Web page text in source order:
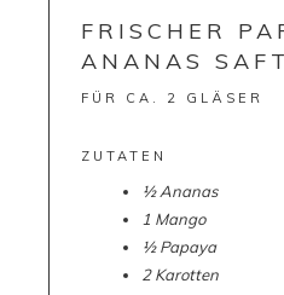
FRISCHER
ANANAS SAFT
FÜR CA. 2 GLÄSER
ZUTATEN
½ Ananas
1 Mango
½ Papaya
2 Karotten